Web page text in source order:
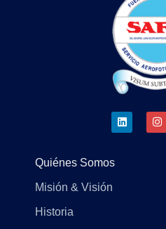
Quiénes Somos
Misión & Visión
Historia